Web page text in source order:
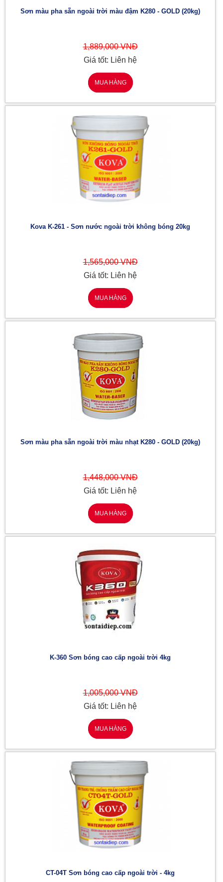
Sơn màu pha sẵn ngoài trời màu đậm K280 - GOLD (20kg)
1,889,000 VNĐ
Giá tốt: Liên hệ
MUA HÀNG
Kova K-261 - Sơn nước ngoài trời không bóng 20kg
1,565,000 VNĐ
Giá tốt: Liên hệ
MUA HÀNG
Sơn màu pha sẵn ngoài trời màu nhạt K280 - GOLD (20kg)
1,448,000 VNĐ
Giá tốt: Liên hệ
MUA HÀNG
K-360 Sơn bóng cao cấp ngoài trời 4kg
1,005,000 VNĐ
Giá tốt: Liên hệ
MUA HÀNG
CT-04T Sơn bóng cao cấp ngoài trời - 4kg